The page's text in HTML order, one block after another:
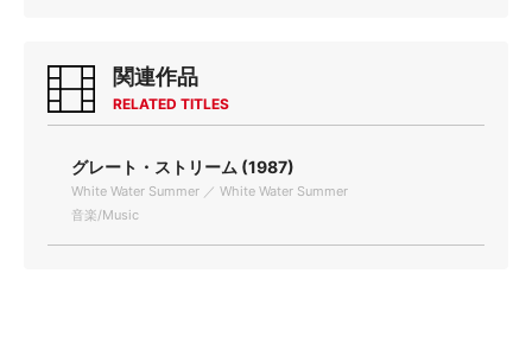
関連作品
RELATED TITLES
グレート・ストリーム (1987)
White Water Summer ／ White Water Summer
音楽/Music